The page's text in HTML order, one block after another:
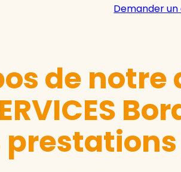
Demander un
de notre
prestations